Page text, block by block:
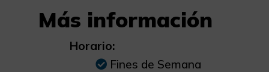
Más información
Horario:
Fines de Semana